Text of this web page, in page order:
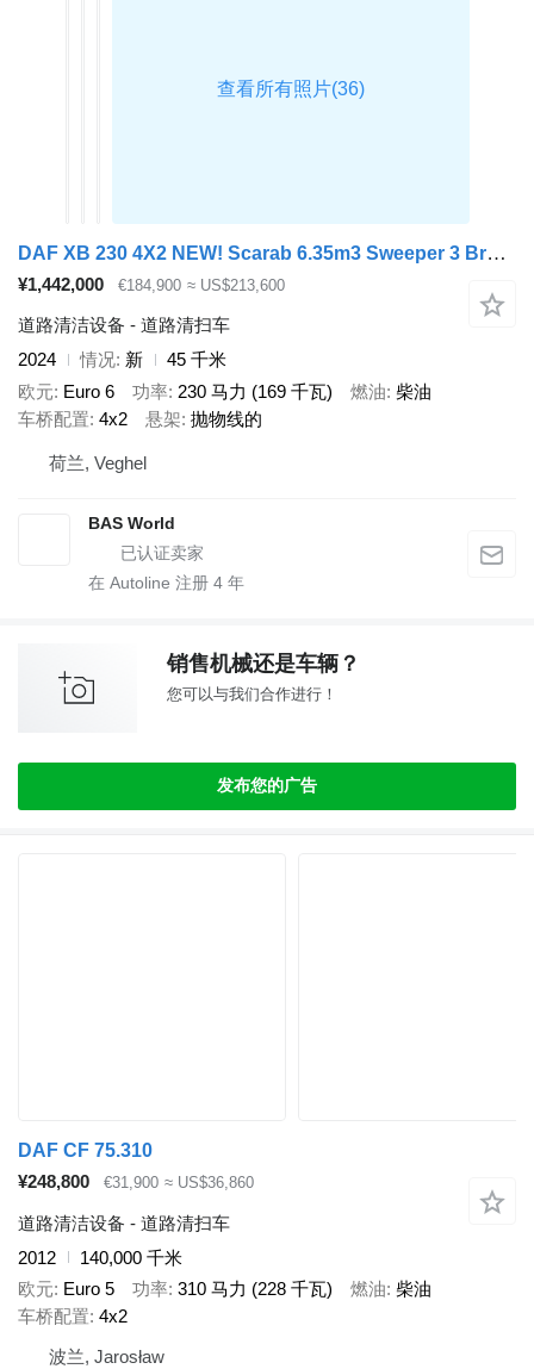
DAF XB 230 4X2 NEW! Scarab 6.35m3 Sweeper 3 Brushes Automatic Euro 6
¥1,442,000 €184,900 ≈ US$213,600
道路清洁设备 - 道路清扫车
2024
情况 新
45 千米
欧元 Euro 6 功率 230 马力 (169 千瓦) 燃油 柴油
车桥配置 4x2 悬架 抛物线的
荷兰, Veghel
BAS World
在 Autoline 注册 4 年
销售机械还是车辆？
您可以与我们合作进行！
发布您的广告
DAF CF 75.310
¥248,800
€31,900 ≈ US$36,860
道路清洁设备 - 道路清扫车
2012
140,000 千米
欧元 Euro 5 功率 310 马力 (228 千瓦) 燃油 柴油
车桥配置 4x2
波兰, Jarosław